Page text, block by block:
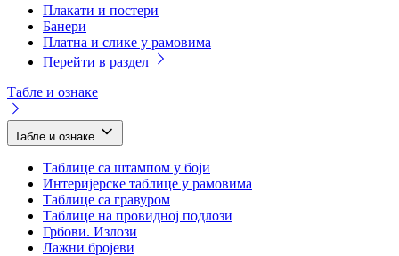
Плакати и постери
Банери
Платна и слике у рамовима
Перейти в раздел
Табле и ознаке
Табле и ознаке
Таблице са штампом у боји
Интеријерске таблице у рамовима
Таблице са гравуром
Таблице на провидној подлози
Грбови. Излози
Лажни бројеви